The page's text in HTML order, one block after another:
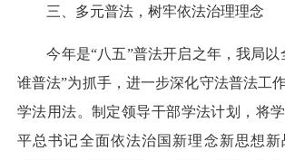
三、多元普法，树牢依法治理理念
今年是“八五”普法开启之年，我局以
谁普法”为抓手，进一步深化守法普法工
学法用法。制定领导干部学法计划，将
平总书记全面依法治国新理念新思想新